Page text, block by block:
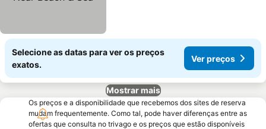
Selecione as datas para ver os preços
exatos.
Ver preços
Mostrar mais
Os preços e a disponibilidade que recebemos dos sites de reserva
mudam frequentemente. Como tal, pode haver diferenças entre as
ofertas que consulta no trivago e os preços que estão disponíveis